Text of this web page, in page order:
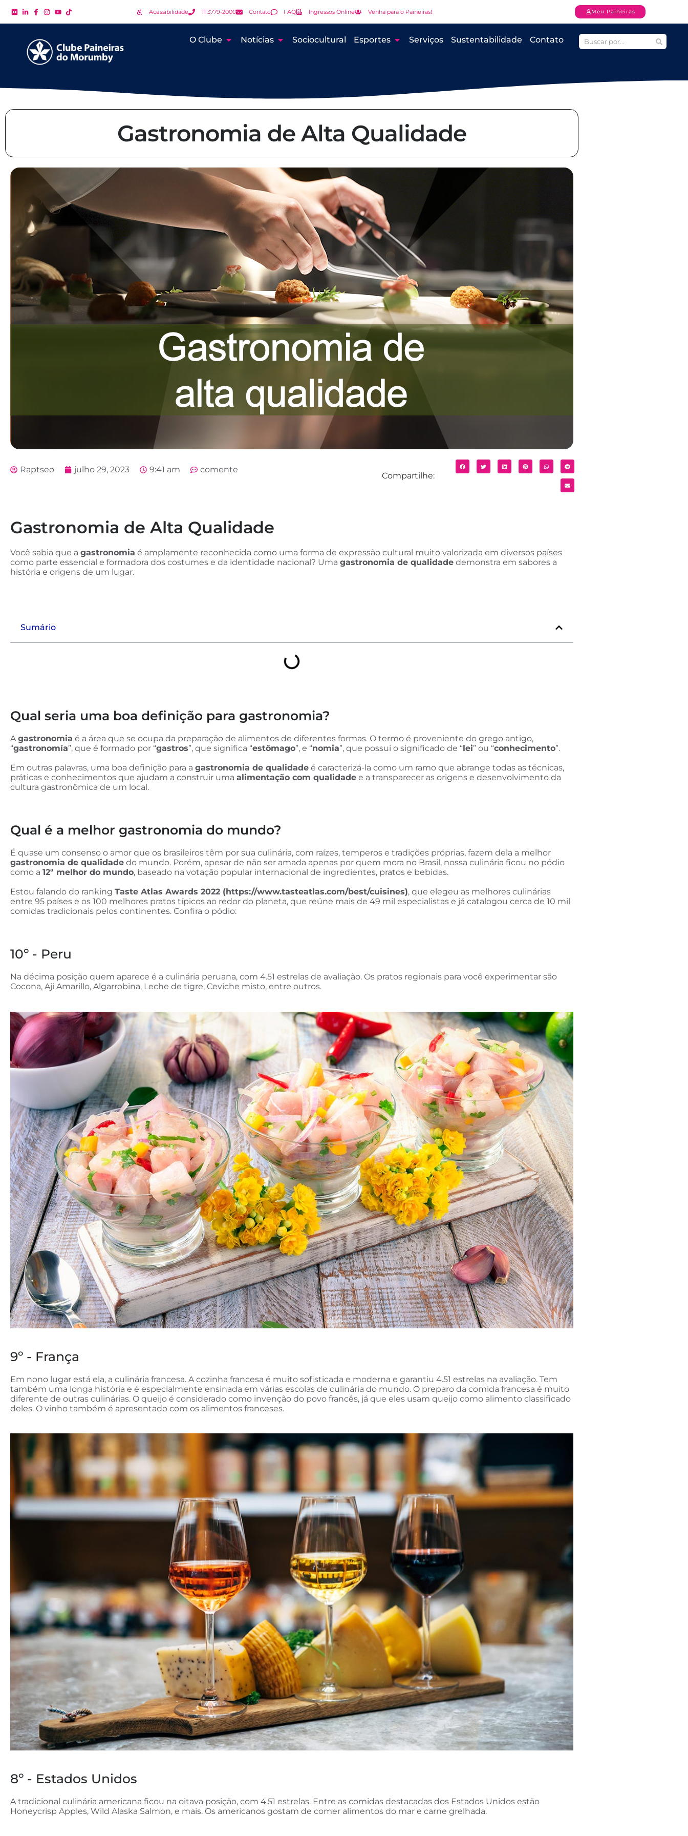
Acessibilidade 11 3779-2000 Contato FAQ Ingressos Online Venha para o Paineiras! Meu Paineiras
O Clube Notícias Sociocultural Esportes Serviços Sustentabilidade Contato
Gastronomia de Alta Qualidade
Raptseo julho 29, 2023 9:41 am comente
Compartilhe:
Gastronomia de Alta Qualidade
Você sabia que a gastronomia é amplamente reconhecida como uma forma de expressão cultural muito valorizada em diversos países
como parte essencial e formadora dos costumes e da identidade nacional? Uma gastronomia de qualidade demonstra em sabores a
história e origens de um lugar.
Sumário
Qual seria uma boa definição para gastronomia?
A gastronomia é a área que se ocupa da preparação de alimentos de diferentes formas. O termo é proveniente do grego antigo,
“gastronomía”, que é formado por “gastros”, que significa “estômago”, e “nomia”, que possui o significado de “lei” ou “conhecimento”.
Em outras palavras, uma boa definição para a gastronomia de qualidade é caracterizá-la como um ramo que abrange todas as técnicas,
práticas e conhecimentos que ajudam a construir uma alimentação com qualidade e a transparecer as origens e desenvolvimento da
cultura gastronômica de um local.
Qual é a melhor gastronomia do mundo?
É quase um consenso o amor que os brasileiros têm por sua culinária, com raízes, temperos e tradições próprias, fazem dela a melhor
gastronomia de qualidade do mundo. Porém, apesar de não ser amada apenas por quem mora no Brasil, nossa culinária ficou no pódio
como a 12ª melhor do mundo, baseado na votação popular internacional de ingredientes, pratos e bebidas.
Estou falando do ranking Taste Atlas Awards 2022 (https://www.tasteatlas.com/best/cuisines), que elegeu as melhores culinárias
entre 95 países e os 100 melhores pratos típicos ao redor do planeta, que reúne mais de 49 mil especialistas e já catalogou cerca de 10 mil
comidas tradicionais pelos continentes. Confira o pódio:
10º - Peru
Na décima posição quem aparece é a culinária peruana, com 4.51 estrelas de avaliação. Os pratos regionais para você experimentar são
Cocona, Aji Amarillo, Algarrobina, Leche de tigre, Ceviche misto, entre outros.
9º - França
Em nono lugar está ela, a culinária francesa. A cozinha francesa é muito sofisticada e moderna e garantiu 4.51 estrelas na avaliação. Tem
também uma longa história e é especialmente ensinada em várias escolas de culinária do mundo. O preparo da comida francesa é muito
diferente de outras culinárias. O queijo é considerado como invenção do povo francês, já que eles usam queijo como alimento classificado
deles. O vinho também é apresentado com os alimentos franceses.
8º - Estados Unidos
A tradicional culinária americana ficou na oitava posição, com 4.51 estrelas. Entre as comidas destacadas dos Estados Unidos estão
Honeycrisp Apples, Wild Alaska Salmon, e mais. Os americanos gostam de comer alimentos do mar e carne grelhada.